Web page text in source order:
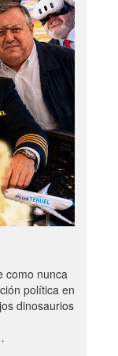
como nunca
política en
dinosaurios